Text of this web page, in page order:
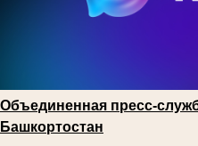
Объединенная пресс-
Башкортостан